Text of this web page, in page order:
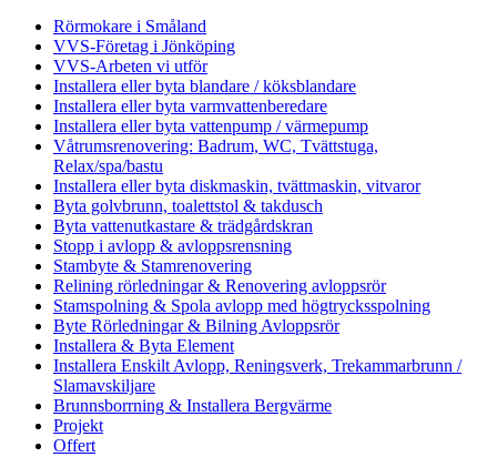
Rörmokare i Småland
VVS-Företag i Jönköping
VVS-Arbeten vi utför
Installera eller byta blandare / köksblandare
Installera eller byta varmvattenberedare
Installera eller byta vattenpump / värmepump
Våtrumsrenovering: Badrum, WC, Tvättstuga,
Relax/spa/bastu
Installera eller byta diskmaskin, tvättmaskin, vitvaror
Byta golvbrunn, toalettstol & takdusch
Byta vattenutkastare & trädgårdskran
Stopp i avlopp & avloppsrensning
Stambyte & Stamrenovering
Relining rörledningar & Renovering avloppsrör
Stamspolning & Spola avlopp med högtrycksspolning
Byte Rörledningar & Bilning Avloppsrör
Installera & Byta Element
Installera Enskilt Avlopp, Reningsverk, Trekammarbrunn /
Slamavskiljare
Brunnsborrning & Installera Bergvärme
Projekt
Offert